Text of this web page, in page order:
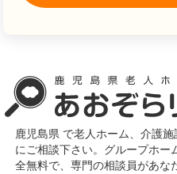
鹿児島県 で老人ホーム、介護
にご相談下さい。グループホー
全無料で、専門の相談員があな